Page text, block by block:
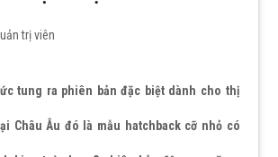
trị viên
tung ra phiên bản đặc biệt dành cho thị
Châu Âu đó là mẫu hatchback cỡ nhỏ có